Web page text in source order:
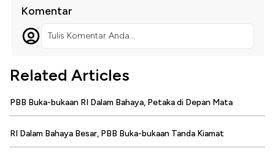
Komentar
Tulis Komentar Anda...
Related Articles
PBB Buka-bukaan RI Dalam Bahaya, Petaka di Depan Mata
RI Dalam Bahaya Besar, PBB Buka-bukaan Tanda Kiamat